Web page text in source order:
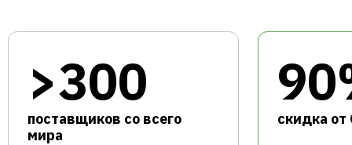
>300
поставщиков со всего
мира
cкидка от